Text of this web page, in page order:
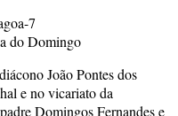
do Domingo
João Pontes dos
e no vicariato da
Domingos Fernandes e